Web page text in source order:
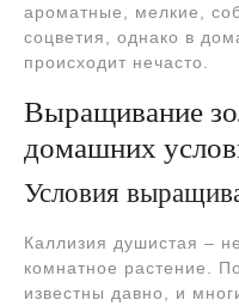
ароматные, мелкие,
соцветия, однако в
происходит нечасто.
Выращивание
домашних
Условия
Каллизия душистая –
комнатное растение.
известны давно, и